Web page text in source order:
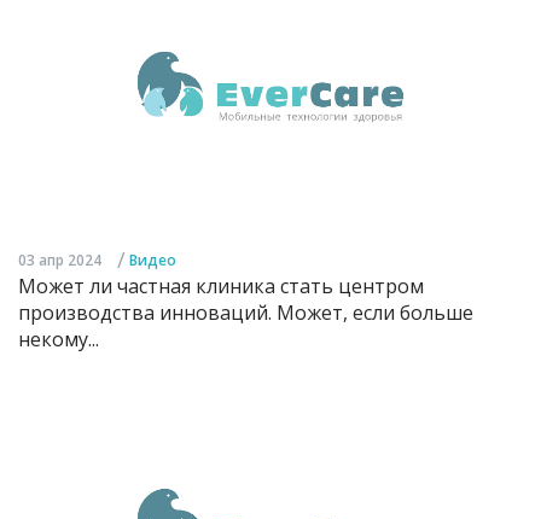
03 апр 2024 / Видео
Может ли частная клиника стать центром
производства инноваций. Может, если больше
некому...